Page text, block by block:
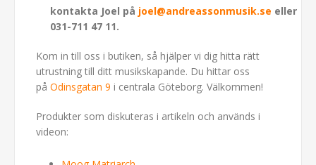
kontakta Joel på joel@andreassonmusik.se eller
031-711 47 11.
Kom in till oss i butiken, så hjälper vi dig hitta rätt
utrustning till ditt musikskapande. Du hittar oss
på Odinsgatan 9 i centrala Göteborg. Välkommen!
Produkter som diskuteras i artikeln och används i
videon: